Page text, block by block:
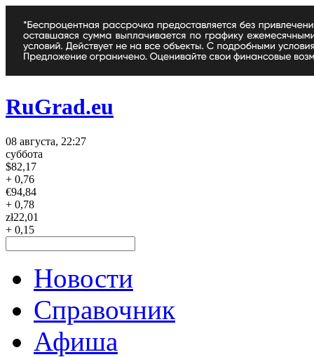
RuGrad.eu
08 августа, 22:27
суббота
$82,17
+ 0,76
€94,84
+ 0,78
zł22,01
+ 0,15
Новости
Справочник
Афиша